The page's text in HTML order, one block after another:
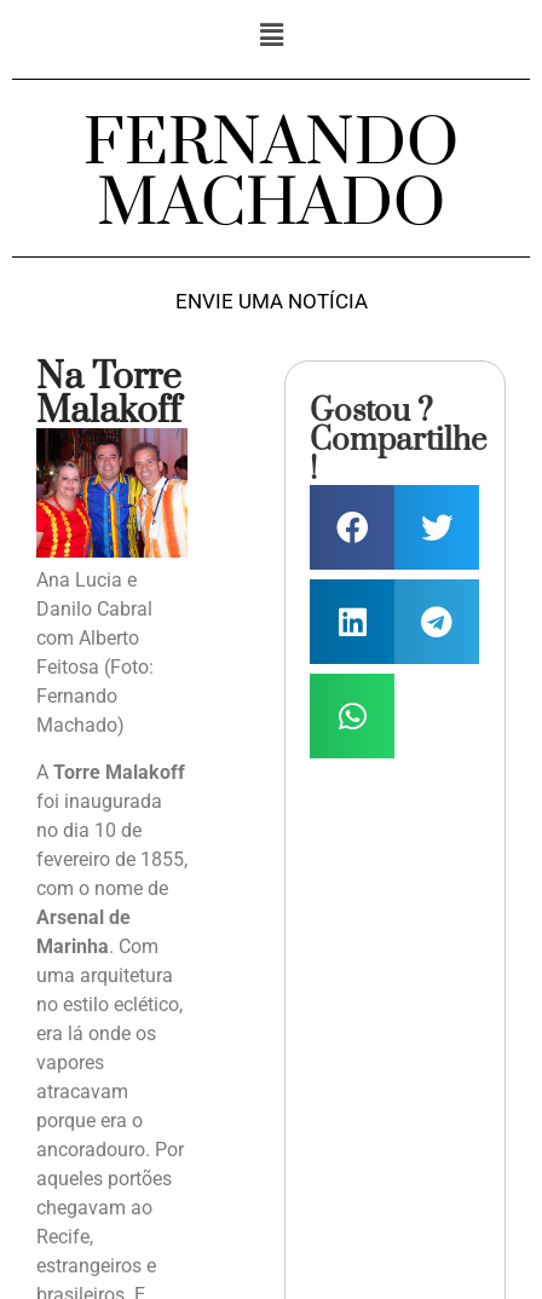
FERNANDO
MACHADO
ENVIE UMA NOTÍCIA
Na Torre
Malakoff
Ana Lucia e
Danilo Cabral
com Alberto
Feitosa (Foto:
Fernando
Machado)
A Torre Malakoff
foi inaugurada
no dia 10 de
fevereiro de 1855,
com o nome de
Arsenal de
Marinha. Com
uma arquitetura
no estilo eclético,
era lá onde os
vapores
atracavam
porque era o
ancoradouro. Por
aqueles portões
chegavam ao
Recife,
estrangeiros e
Gostou ?
Compartilhe
!